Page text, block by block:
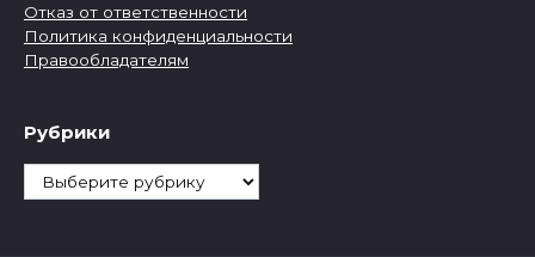
Отказ от ответственности
Политика конфиденциальности
Правообладателям
Рубрики
Рубрики